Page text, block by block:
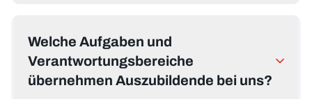
Welche Aufgaben und
Verantwortungsbereiche
übernehmen Auszubildende bei uns?